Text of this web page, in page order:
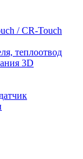
/ CR-Touch
теплоотвод
3D